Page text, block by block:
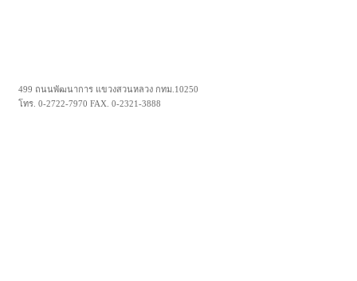
499 ถนนพัฒนาการ แขวงสวนหลวง กทม.10250
โทร. 0-2722-7970 FAX. 0-2321-3888